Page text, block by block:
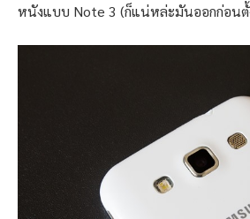
หนังแบบ Note 3 (ก็แน่หล่ะมันออกก่อน